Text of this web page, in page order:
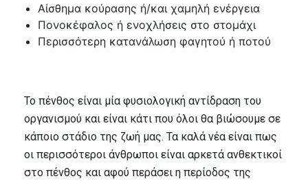
Αίσθημα κούρασης ή/και χαμηλή ενέργεια
Πονοκέφαλος ή ενοχλήσεις στο στομάχι
Περισσότερη κατανάλωση φαγητού ή ποτού
Το πένθος είναι μία φυσιολογική αντίδραση του
οργανισμού και είναι κάτι που όλοι θα βιώσουμε σε
κάποιο στάδιο της ζωή μας. Τα καλά νέα είναι πως
οι περισσότεροι άνθρωποι είναι αρκετά ανθεκτικοί
στο πένθος και αφού περάσει η περίοδος της